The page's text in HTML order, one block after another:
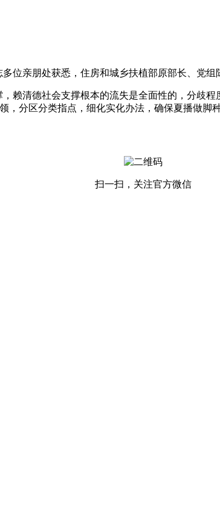
亲朋处获悉，住房和城乡扶植部原部长、党组
清德社会支撑根本的流失是全面性的，分歧程
，分区分类指点，细化实化办法，确保夏播做脚
扫一扫，关注官方微信